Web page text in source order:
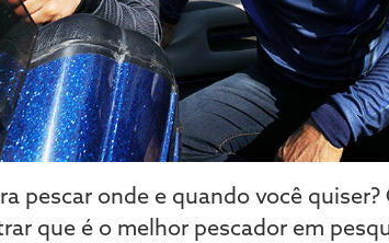
pescar onde e quando você quiser?
que é o melhor pescador em